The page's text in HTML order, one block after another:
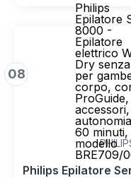
08
Philips
Epilatore
8000 -
Epilatore
elettrico
Dry
per
corpo,
ProGuide,
accessori,
60 minuti,
modello
BRE709/
Philips Epilatore